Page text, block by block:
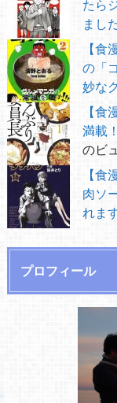
たら
まし
【食
の「
妙な
【食
満載
のビ
【食
肉ソ
れま
プロフィール